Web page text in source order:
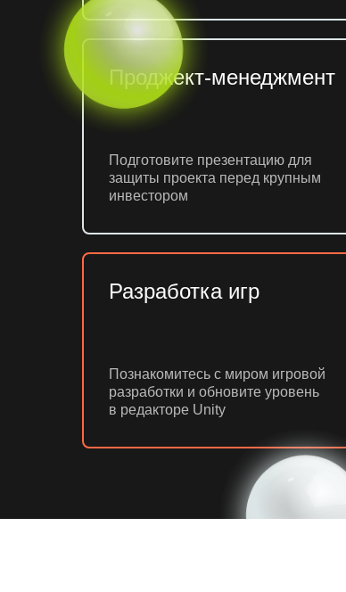
Проджект-менеджмент
Подготовите презентацию для
защиты проекта перед крупным
инвестором
Разработка игр
Познакомитесь с миром игровой
разработки и обновите уровень
в редакторе Unity